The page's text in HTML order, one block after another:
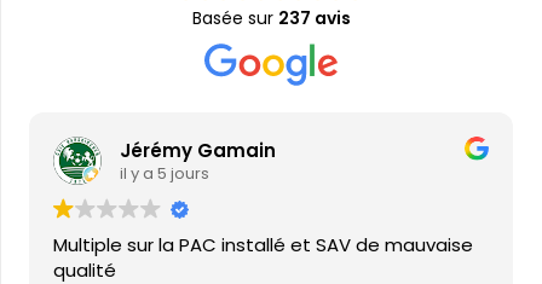
Basée sur 237 avis
Jérémy Gamain
il y a 5 jours
Multiple sur la PAC installé et SAV de mauvaise
qualité